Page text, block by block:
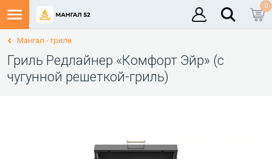
0
Мангал - грили
Гриль Редлайнер «Комфорт Эйр» (с
чугунной решеткой-гриль)